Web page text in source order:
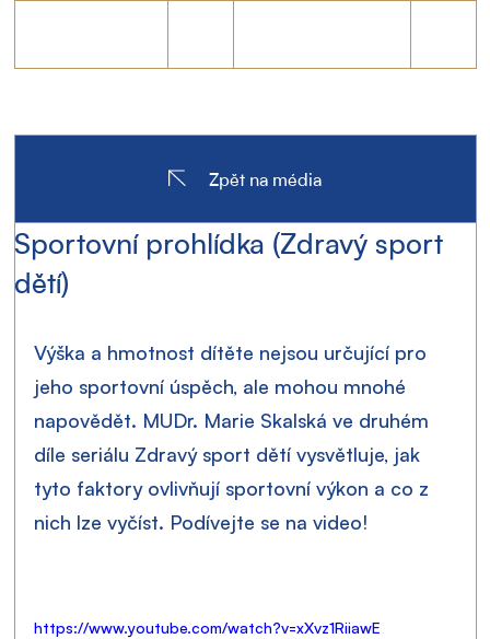
Sportovní prohlídka (Zdravý sport
dětí)
Výška a hmotnost dítěte nejsou určující pro
jeho sportovní úspěch, ale mohou mnohé
napovědět. MUDr. Marie Skalská ve druhém
díle seriálu Zdravý sport dětí vysvětluje, jak
tyto faktory ovlivňují sportovní výkon a co z
nich lze vyčíst. Podívejte se na video!
https://www.youtube.com/watch?v=xXvz1RiiawE
Zpět na média